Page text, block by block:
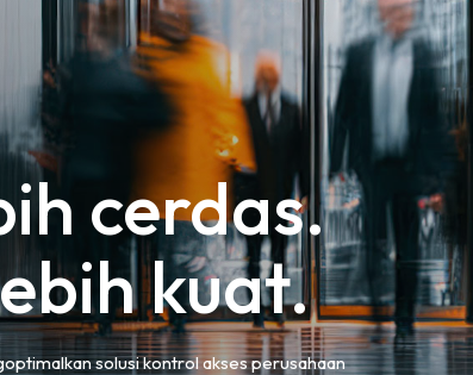
cerdas.
kuat.
solusi kontrol akses perusahaan